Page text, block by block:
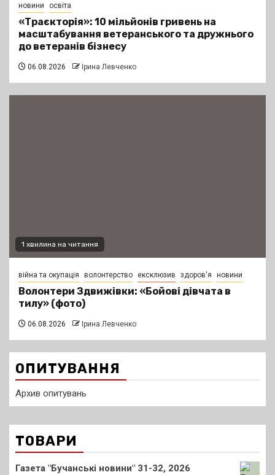
новини освіта
«Траєкторія»: 10 мільйонів гривень на
масштабування ветеранського та дружнього
до ветеранів бізнесу
06.08.2026 Ірина Левченко
1 хвилина на читання
війна та окупація волонтерство ексклюзив здоров'я новини
Волонтери Здвижівки: «Бойові дівчата в
тилу» (фото)
06.08.2026 Ірина Левченко
ОПИТУВАННЯ
Архив опитувань
ТОВАРИ
Газета "Бучанські новини" 31-32, 2026